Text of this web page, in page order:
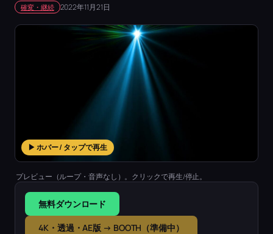
確変・継続 2022年11月21日
▶ ホバー / タップで再生
プレビュー（ループ・音声なし）。クリックで再生/停止。
無料ダウンロード
4K・透過・AE版 → BOOTH（準備中）